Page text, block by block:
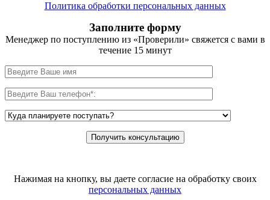
Политика обработки персональных данных
Заполните форму
Менеджер по поступлению из «Проверили» свяжется с вами в
течение 15 минут
Нажимая на кнопку, вы даете согласие на обработку своих
персональных данных